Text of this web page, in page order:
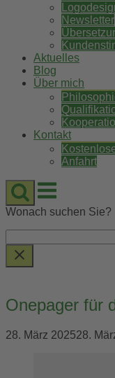
Newsletter
Aktuelles
Blog
Über mich
Kontakt
Anfahrt
Menu
Wonach suchen Sie?
Onepager für
28. März 202528.